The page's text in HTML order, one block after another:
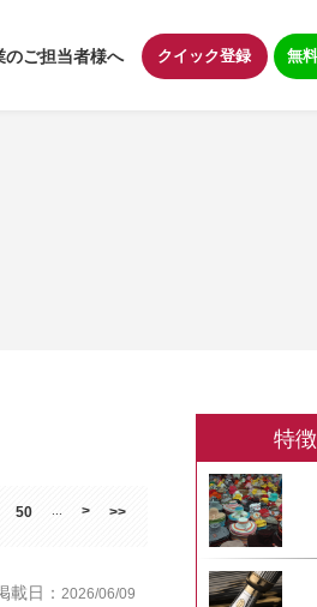
のご担当者様へ クイック登録 無
50 > >>
載日： 2026/06/09
特